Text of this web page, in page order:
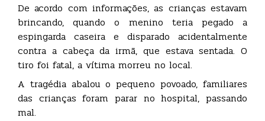
De acordo com informações, as crianças estavam
brincando, quando o menino teria pegado a
espingarda caseira e disparado acidentalmente
contra a cabeça da irmã, que estava sentada. O
tiro foi fatal, a vítima morreu no local.
A tragédia abalou o pequeno povoado, familiares
das crianças foram parar no hospital, passando
mal.